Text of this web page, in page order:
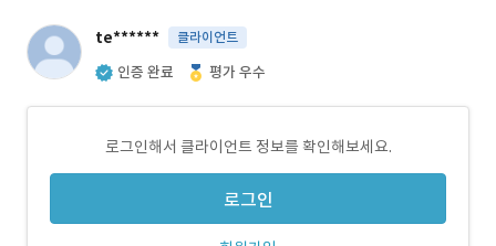
te****** 클라이언트
인증 완료 평가 우수
로그인해서 클라이언트 정보를 확인해보세요.
로그인